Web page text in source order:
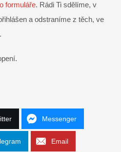
formuláře. Rádi Ti sdělíme, v
a odstraníme z těch, ve
Messenger
Email